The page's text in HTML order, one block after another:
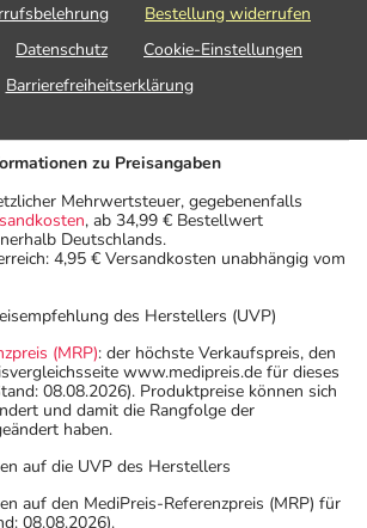
Bestellung widerrufen
Datenschutz
Cookie-Einstellungen
Barrierefreiheitserklärung
zu Preisangaben
Mehrwertsteuer, gegebenenfalls
, ab 34,99 € Bestellwert
Deutschlands.
4,95 € Versandkosten unabhängig vom
des Herstellers (UVP)
(MRP): der höchste Verkaufspreis, den
www.medipreis.de für dieses
08.08.2026). Produktpreise können sich
und damit die Rangfolge der
haben.
auf die UVP des Herstellers
auf den MediPreis-Referenzpreis (MRP) für
08.08.2026).